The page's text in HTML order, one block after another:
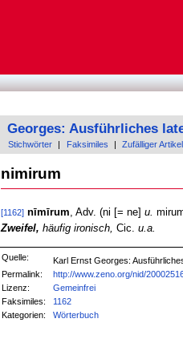
Georges: Ausführliches
Stichwörter Faksimiles Zufälliger Artikel
nimirum
[1162] nīmīrum , Adv. (ni [= ne] u.
Zweifel, häufig ironisch, Cic. u.a.
Quelle: Karl Ernst Georges:
Permalink:
http://www.zeno.org/nid/
Lizenz:
Gemeinfrei
Faksimiles:
1162
Kategorien:
Wörterbuch